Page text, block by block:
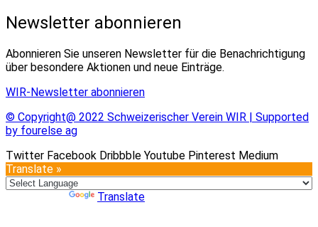
Newsletter abonnieren
Abonnieren Sie unseren Newsletter für die Benachrichtigung
über besondere Aktionen und neue Einträge.
WIR-Newsletter abonnieren
© Copyright@ 2022 Schweizerischer Verein WIR | Supported
by fourelse ag
Twitter Facebook Dribbble Youtube Pinterest Medium
Translate »
Translate